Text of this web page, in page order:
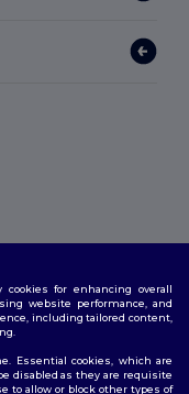
for enhancing overall
website performance, and
including tailored content,
Essential cookies, which are
disabled as they are requisite
to allow or block other types of